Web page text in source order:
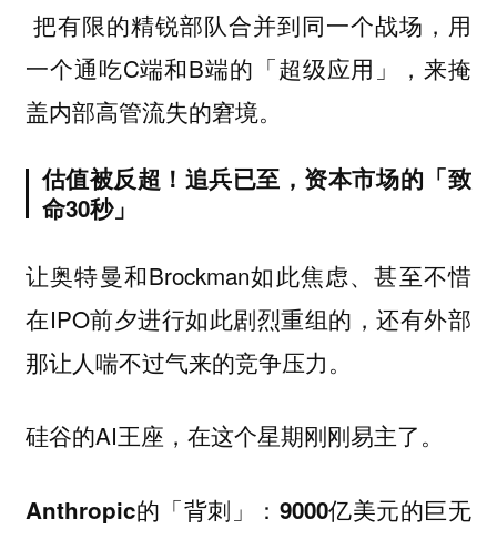
把有限的精锐部队合并到同一个战场，用
一个通吃C端和B端的「超级应用」，来掩
盖内部高管流失的窘境。
估值被反超！追兵已至，资本市场的「致
命30秒」
让奥特曼和Brockman如此焦虑、甚至不惜
在IPO前夕进行如此剧烈重组的，还有外部
那让人喘不过气来的竞争压力。
硅谷的AI王座，在这个星期刚刚易主了。
Anthropic的「背刺」：9000亿美元的巨无